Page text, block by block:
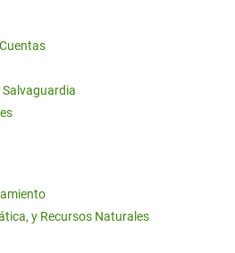
Salvaguardia
y Recursos Naturales